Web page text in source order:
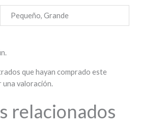
Pequeño, Grande
que hayan comprado este
una valoración.
relacionados